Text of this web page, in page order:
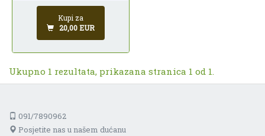
Kupi za
20,00 EUR
Ukupno 1 rezultata, prikazana stranica 1 od 1.
091/7890962
Posjetite nas u našem dućanu